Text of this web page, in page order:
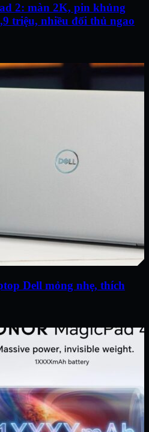
2: màn 2K, pin khủng
triệu, nhiều đối thủ ngao
Dell mỏng nhẹ, thích